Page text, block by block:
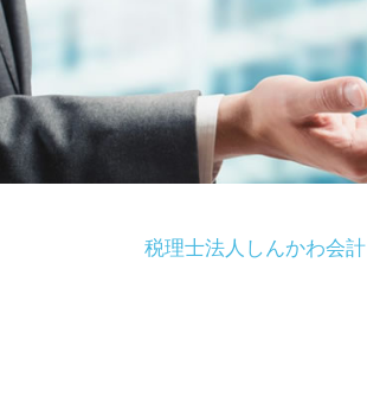
税理士法人しんかわ会計